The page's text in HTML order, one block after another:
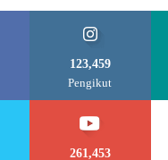
123,459
Pengikut
261,453